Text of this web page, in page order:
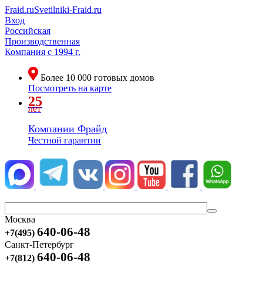
Fraid.ruSvetilniki-Fraid.ru
Вход
Российская
Производственная
Компания с 1994 г.
Более 10 000 готовых домов
Посмотреть на карте
25
лет
Компании Фрайд
Честной гарантии
Москва
+7(495) 640-06-48
Санкт-Петербург
+7(812) 640-06-48